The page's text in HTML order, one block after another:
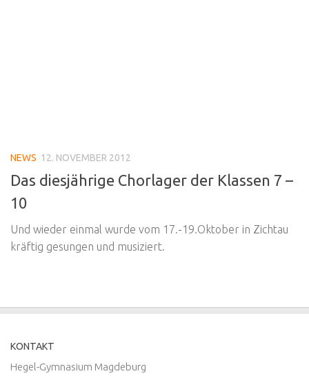
NEWS 12. NOVEMBER 2012
Das diesjährige Chorlager der Klassen 7 –
10
Und wieder einmal wurde vom 17.-19.Oktober in Zichtau
kräftig gesungen und musiziert.
KONTAKT
Hegel-Gymnasium Magdeburg